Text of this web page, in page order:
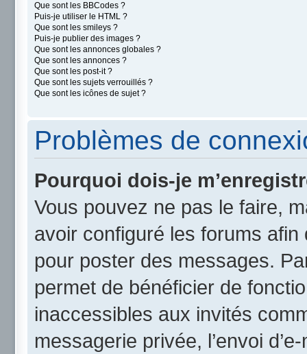
Que sont les BBCodes ?
Puis-je utiliser le HTML ?
Que sont les smileys ?
Puis-je publier des images ?
Que sont les annonces globales ?
Que sont les annonces ?
Que sont les post-it ?
Que sont les sujets verrouillés ?
Que sont les icônes de sujet ?
Problèmes de
Pourquoi dois-je
Vous pouvez ne pas le faire,
avoir configuré les forums afin
pour poster des messages.
permet de bénéficier de
inaccessibles aux invités
messagerie privée, l’envoi